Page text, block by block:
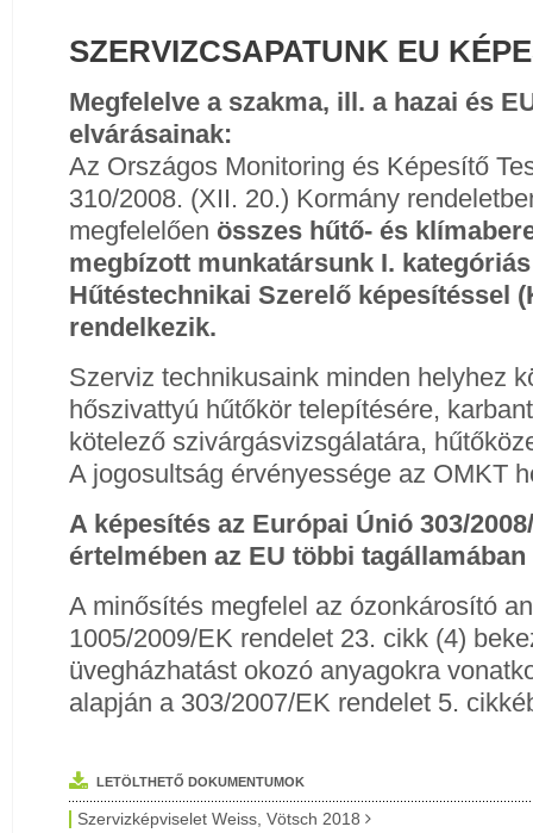
SZERVIZCSAPATUNK EU
Megfelelve a szakma, ill. a hazai és
elvárásainak:
Az Országos Monitoring és Képesítő
310/2008. (XII. 20.) Kormány
megfelelően összes hűtő- és
megbízott munkatársunk I.
Hűtéstechnikai Szerelő képesítéssel
rendelkezik.
Szerviz technikusaink minden helyhez
hőszivattyú hűtőkör telepítésére,
kötelező szivárgásvizsgálatára,
A jogosultság érvényessége az OMKT
A képesítés az Európai Únió 303/
értelmében az EU többi
A minősítés megfelel az ózonkárosító
1005/2009/EK rendelet 23. cikk (4)
üvegházhatást okozó anyagokra
alapján a 303/2007/EK rendelet 5.
LETÖLTHETŐ DOKUMENTUMOK
Szervizképviselet Weiss, Vötsch 2018